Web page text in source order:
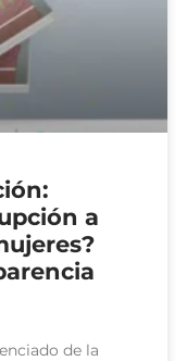
a
de la